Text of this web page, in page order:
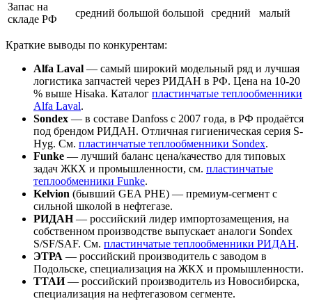
Запас на
складе РФ
средний большой большой средний малый
Краткие выводы по конкурентам:
Alfa Laval — самый широкий модельный ряд и лучшая
логистика запчастей через РИДАН в РФ. Цена на 10-20
% выше Hisaka. Каталог пластинчатые теплообменники
Alfa Laval.
Sondex — в составе Danfoss с 2007 года, в РФ продаётся
под брендом РИДАН. Отличная гигиеническая серия S-
Hyg. См. пластинчатые теплообменники Sondex.
Funke — лучший баланс цена/качество для типовых
задач ЖКХ и промышленности, см. пластинчатые
теплообменники Funke.
Kelvion (бывший GEA PHE) — премиум-сегмент с
сильной школой в нефтегазе.
РИДАН— российский лидер импортозамещения, на
собственном производстве выпускает аналоги Sondex
S/SF/SAF. См. пластинчатые теплообменники РИДАН.
ЭТРА — российский производитель с заводом в
Подольске, специализация на ЖКХ и промышленности.
ТТАИ— российский производитель из Новосибирска,
специализация на нефтегазовом сегменте.